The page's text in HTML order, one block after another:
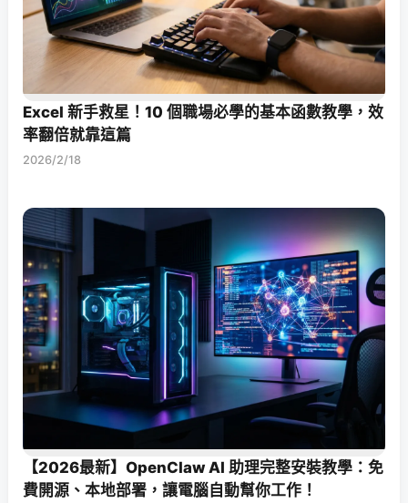
Excel 新手救星！10 個職場必學的基本函數教學，效
率翻倍就靠這篇
2026/2/18
【2026最新】OpenClaw AI 助理完整安裝教學：免
費開源、本地部署，讓電腦自動幫你工作！